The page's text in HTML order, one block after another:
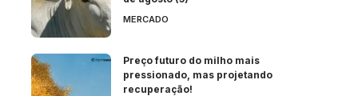
MERCADO
Preço futuro do milho mais
pressionado, mas projetando
recuperação!